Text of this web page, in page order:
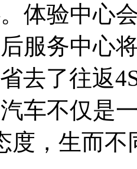
体验中心
服务中心
去了往返
车不仅是
度，生而不